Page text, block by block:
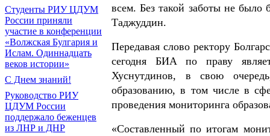
Студенты РИУ ЦДУМ
России приняли
участие в конференции
«Волжская Булгария и
Ислам. Одиннадцать
веков истории»
С Днем знаний!
Руководство РИУ
ЦДУМ России
поддержало беженцев
из ЛНР и ДНР
всем. Без такой заботы не было
Таджуддин.
Передавая слово ректору
сегодня БИА по праву
Хуснутдинов, в свою
образованию, в том числе в
проведения мониторинга
«Составленный по итогам